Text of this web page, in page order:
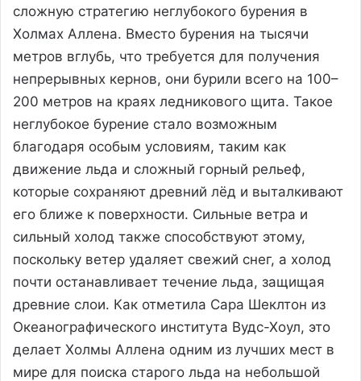
сложную стратегию неглубокого бурения в
Холмах Аллена. Вместо бурения на тысячи
метров вглубь, что требуется для получения
непрерывных кернов, они бурили всего на 100–
200 метров на краях ледникового щита. Такое
неглубокое бурение стало возможным
благодаря особым условиям, таким как
движение льда и сложный горный рельеф,
которые сохраняют древний лёд и выталкивают
его ближе к поверхности. Сильные ветра и
сильный холод также способствуют этому,
поскольку ветер удаляет свежий снег, а холод
почти останавливает течение льда, защищая
древние слои. Как отметила Сара Шеклтон из
Океанографического института Вудс-Хоул, это
делает Холмы Аллена одним из лучших мест в
мире для поиска старого льда на небольшой